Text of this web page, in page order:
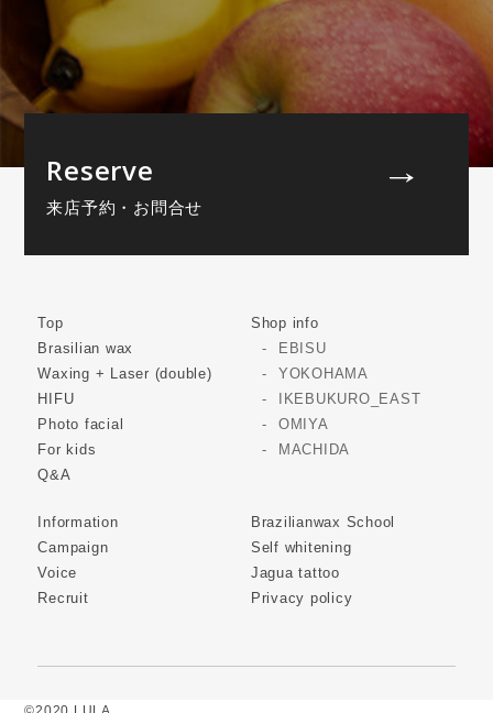
Reserve
来店予約・お問合せ
Top
Brasilian wax
Waxing + Laser (double)
HIFU
Photo facial
For kids
Q&A
Shop info
EBISU
YOKOHAMA
IKEBUKURO_EAST
OMIYA
MACHIDA
Information
Campaign
Voice
Recruit
Brazilianwax School
Self whitening
Jagua tattoo
Privacy policy